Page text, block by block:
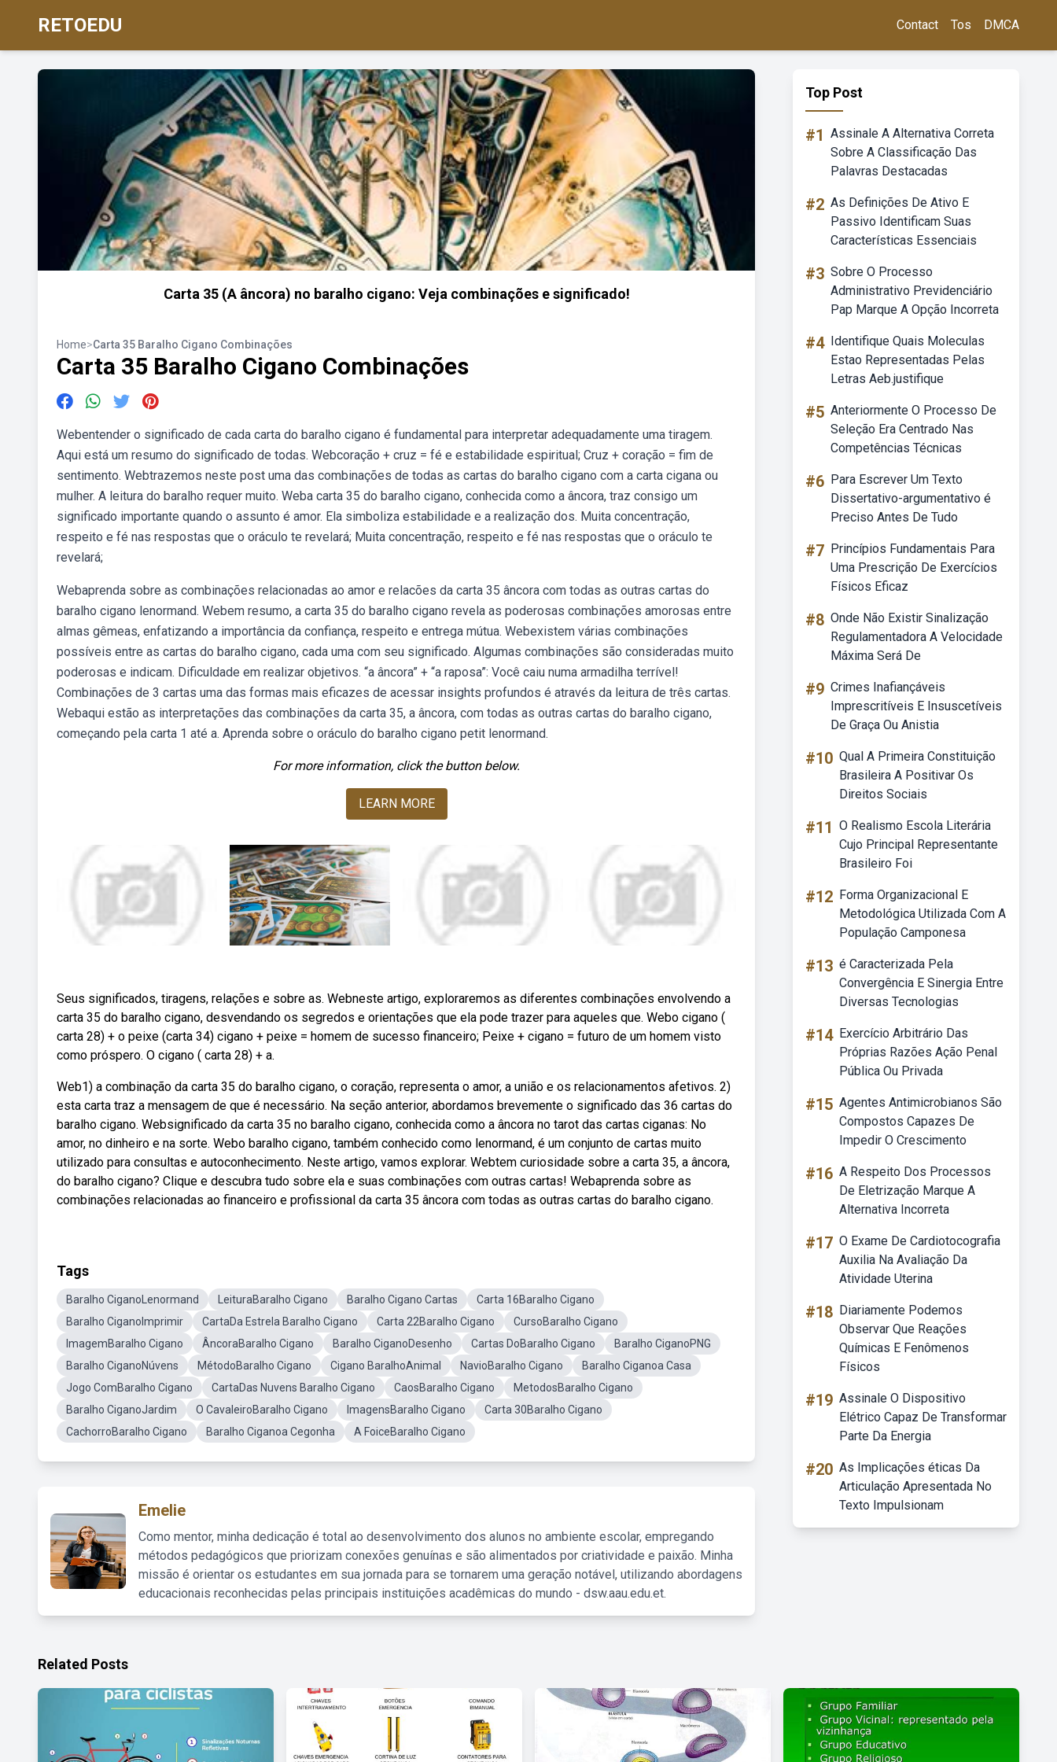
RETOEDU Contact Tos DMCA
Carta 35 (A âncora) no baralho cigano: Veja combinações e significado!
Home>Carta 35 Baralho Cigano Combinações
Carta 35 Baralho Cigano Combinações
Webentender o significado de cada carta do baralho cigano é fundamental para interpretar adequadamente uma tiragem.
Aqui está um resumo do significado de todas. Webcoração + cruz = fé e estabilidade espiritual; Cruz + coração = fim de
sentimento. Webtrazemos neste post uma das combinações de todas as cartas do baralho cigano com a carta cigana ou
mulher. A leitura do baralho requer muito. Weba carta 35 do baralho cigano, conhecida como a âncora, traz consigo um
significado importante quando o assunto é amor. Ela simboliza estabilidade e a realização dos. Muita concentração,
respeito e fé nas respostas que o oráculo te revelará; Muita concentração, respeito e fé nas respostas que o oráculo te
revelará;
Webaprenda sobre as combinações relacionadas ao amor e relacões da carta 35 âncora com todas as outras cartas do
baralho cigano lenormand. Webem resumo, a carta 35 do baralho cigano revela as poderosas combinações amorosas entre
almas gêmeas, enfatizando a importância da confiança, respeito e entrega mútua. Webexistem várias combinações
possíveis entre as cartas do baralho cigano, cada uma com seu significado. Algumas combinações são consideradas muito
poderosas e indicam. Dificuldade em realizar objetivos. “a âncora” + “a raposa”: Você caiu numa armadilha terrível!
Combinações de 3 cartas uma das formas mais eficazes de acessar insights profundos é através da leitura de três cartas.
Webaqui estão as interpretações das combinações da carta 35, a âncora, com todas as outras cartas do baralho cigano,
começando pela carta 1 até a. Aprenda sobre o oráculo do baralho cigano petit lenormand.
For more information, click the button below.
LEARN MORE
Seus significados, tiragens, relações e sobre as. Webneste artigo, exploraremos as diferentes combinações envolvendo a
carta 35 do baralho cigano, desvendando os segredos e orientações que ela pode trazer para aqueles que. Webo cigano (
carta 28) + o peixe (carta 34) cigano + peixe = homem de sucesso financeiro; Peixe + cigano = futuro de um homem visto
como próspero. O cigano ( carta 28) + a.
Web1) a combinação da carta 35 do baralho cigano, o coração, representa o amor, a união e os relacionamentos afetivos. 2)
esta carta traz a mensagem de que é necessário. Na seção anterior, abordamos brevemente o significado das 36 cartas do
baralho cigano. Websignificado da carta 35 no baralho cigano, conhecida como a âncora no tarot das cartas ciganas: No
amor, no dinheiro e na sorte. Webo baralho cigano, também conhecido como lenormand, é um conjunto de cartas muito
utilizado para consultas e autoconhecimento. Neste artigo, vamos explorar. Webtem curiosidade sobre a carta 35, a âncora,
do baralho cigano? Clique e descubra tudo sobre ela e suas combinações com outras cartas! Webaprenda sobre as
combinações relacionadas ao financeiro e profissional da carta 35 âncora com todas as outras cartas do baralho cigano.
Tags
Baralho CiganoLenormand LeituraBaralho Cigano Baralho Cigano Cartas
Carta 16Baralho Cigano
Baralho CiganoImprimir
CartaDa Estrela Baralho Cigano Carta 22Baralho Cigano
CursoBaralho Cigano
ImagemBaralho Cigano
ÂncoraBaralho Cigano Baralho CiganoDesenho Cartas DoBaralho Cigano
Baralho CiganoPNG
Baralho CiganoNúvens
MétodoBaralho Cigano Cigano BaralhoAnimal NavioBaralho Cigano
Baralho Ciganoa Casa
Jogo ComBaralho Cigano
CartaDas Nuvens Baralho Cigano CaosBaralho Cigano
MetodosBaralho Cigano
Baralho CiganoJardim
O CavaleiroBaralho Cigano ImagensBaralho Cigano
Carta 30Baralho Cigano
CachorroBaralho Cigano
Baralho Ciganoa Cegonha A FoiceBaralho Cigano
Emelie
Como mentor, minha dedicação é total ao desenvolvimento dos alunos no ambiente escolar, empregando
métodos pedagógicos que priorizam conexões genuínas e são alimentados por criatividade e paixão. Minha
missão é orientar os estudantes em sua jornada para se tornarem uma geração notável, utilizando abordagens
educacionais reconhecidas pelas principais instituições acadêmicas do mundo - dsw.aau.edu.et.
Top Post
#1 Assinale A Alternativa Correta
Sobre A Classificação Das
Palavras Destacadas
#2 As Definições De Ativo E
Passivo Identificam Suas
Características Essenciais
#3 Sobre O Processo
Administrativo Previdenciário
Pap Marque A Opção Incorreta
#4 Identifique Quais Moleculas
Estao Representadas Pelas
Letras Aeb.justifique
#5 Anteriormente O Processo De
Seleção Era Centrado Nas
Competências Técnicas
#6 Para Escrever Um Texto
Dissertativo-argumentativo é
Preciso Antes De Tudo
#7 Princípios Fundamentais Para
Uma Prescrição De Exercícios
Físicos Eficaz
#8 Onde Não Existir Sinalização
Regulamentadora A Velocidade
Máxima Será De
#9 Crimes Inafiançáveis
Imprescritíveis E Insuscetíveis
De Graça Ou Anistia
#10 Qual A Primeira Constituição
Brasileira A Positivar Os
Direitos Sociais
#11 O Realismo Escola Literária
Cujo Principal Representante
Brasileiro Foi
#12 Forma Organizacional E
Metodológica Utilizada Com A
População Camponesa
#13 é Caracterizada Pela
Convergência E Sinergia Entre
Diversas Tecnologias
#14 Exercício Arbitrário Das
Próprias Razões Ação Penal
Pública Ou Privada
#15 Agentes Antimicrobianos São
Compostos Capazes De
Impedir O Crescimento
#16 A Respeito Dos Processos
De Eletrização Marque A
Alternativa Incorreta
#17 O Exame De Cardiotocografia
Auxilia Na Avaliação Da
Atividade Uterina
#18 Diariamente Podemos
Observar Que Reações
Químicas E Fenômenos
Físicos
#19 Assinale O Dispositivo
Elétrico Capaz De Transformar
Parte Da Energia
#20 As Implicações éticas Da
Articulação Apresentada No
Texto Impulsionam
Related Posts